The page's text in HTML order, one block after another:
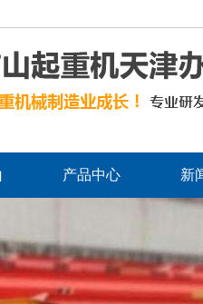
产品中心 新